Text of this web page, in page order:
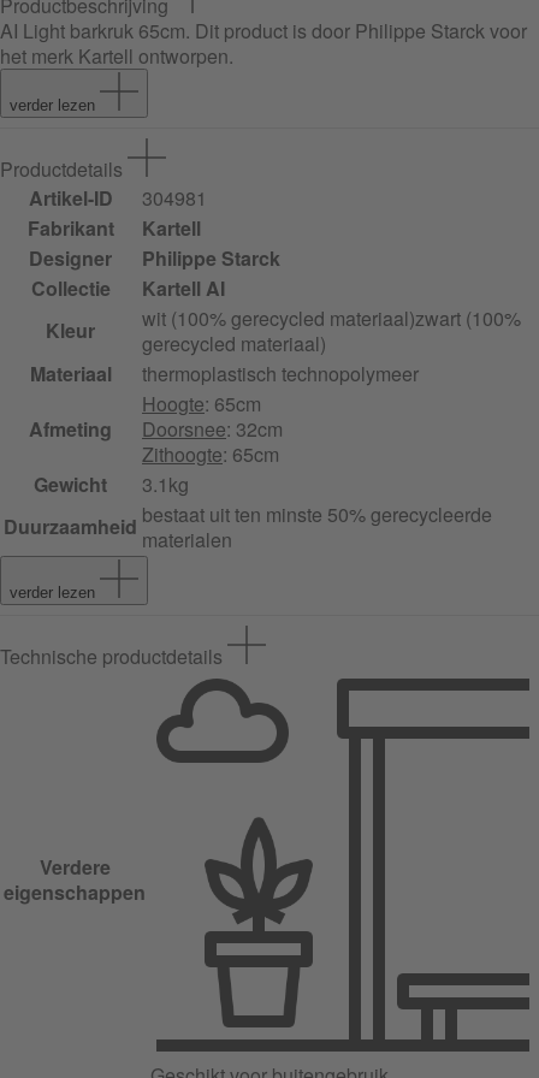
Productbeschrijving
AI Light barkruk 65cm. Dit product is door Philippe Starck voor
het merk Kartell ontworpen.
verder lezen
Productdetails
Artikel-ID
304981
Fabrikant
Kartell
Designer
Philippe Starck
Collectie
Kartell AI
Kleur
wit (100% gerecycled materiaal)zwart (100%
gerecycled materiaal)
Materiaal
thermoplastisch technopolymeer
Afmeting
Hoogte: 65cm
Doorsnee: 32cm
Zithoogte: 65cm
Gewicht
3.1kg
Duurzaamheid bestaat uit ten minste 50% gerecycleerde
materialen
verder lezen
Technische productdetails
Verdere
eigenschappen